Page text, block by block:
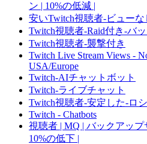
ン | 10%の低減 |
安いTwitch視聴者-ビュー
Twitch視聴者-Raid付き-バ
Twitch視聴者-襲撃付き
Twitch Live Stream Views -
USA/Europe
Twitch-AIチャットボット
Twitch-ライブチャット
Twitch視聴者-安定した-ロ
Twitch - Chatbots
視聴者 | MQ | バックアッ
10%の低下 |